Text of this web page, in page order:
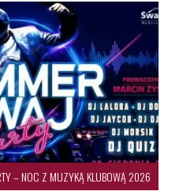
– NOC Z MUZYKĄ KLUBOWĄ 2026